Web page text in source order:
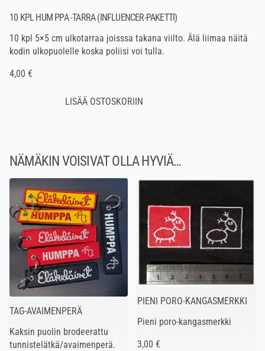
10 KPL HUM PPA -TARRA (INFLUENCER-PAKETTI)
10 kpl 5×5 cm ulkotarraa joisssa takana viilto. Älä liimaa näitä
kodin ulkopuolelle koska poliisi voi tulla.
4,00 €
NÄMÄKIN VOISIVAT OLLA HYVIÄ…
TAG-AVAIMENPERÄ
Kaksin puolin brodeerattu
tunnistelätkä/avaimenperä.
PIENI PORO-KANGASMERKKI
Pieni poro-kangasmerkki
3,00 €